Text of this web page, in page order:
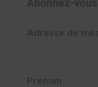
Abonnez-
Adresse de
Prénom